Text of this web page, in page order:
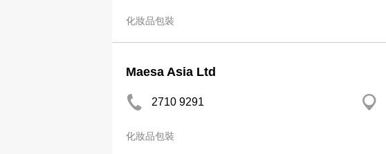
化妝品包裝
Maesa Asia Ltd
2710 9291
化妝品包裝